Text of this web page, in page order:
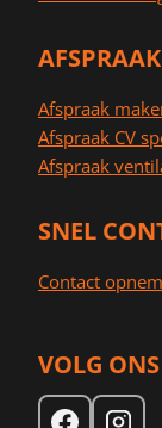
Afspraak
Afspraak CV
Afspraak
SNEL
Contact
VOLG ONS